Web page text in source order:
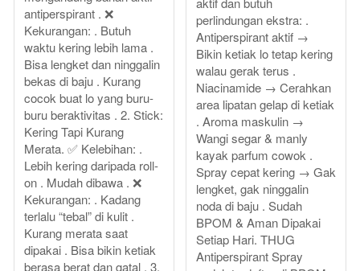
antiperspirant . ❌
Kekurangan: . Butuh
waktu kering lebih lama .
Bisa lengket dan ninggalin
bekas di baju . Kurang
cocok buat lo yang buru-
buru beraktivitas . 2. Stick:
Kering Tapi Kurang
Merata. ✅ Kelebihan: .
Lebih kering daripada roll-
on . Mudah dibawa . ❌
Kekurangan: . Kadang
terlalu “tebal” di kulit .
Kurang merata saat
dipakai . Bisa bikin ketiak
berasa berat dan gatal . 3.
perlindungan ekstra: .
Antiperspirant aktif →
Bikin ketiak lo tetap kering
walau gerak terus .
Niacinamide → Cerahkan
area lipatan gelap di ketiak
. Aroma maskulin →
Wangi segar & manly
kayak parfum cowok .
Spray cepat kering → Gak
lengket, gak ninggalin
noda di baju . Sudah
BPOM & Aman Dipakai
Setiap Hari. THUG
Antiperspirant Spray